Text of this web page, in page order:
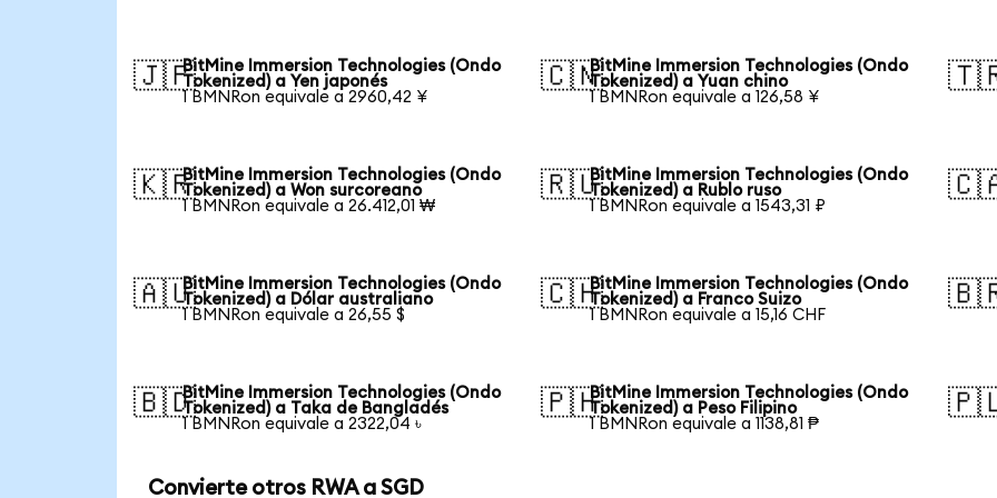
🇯🇵BitMine Immersion Technologies (Ondo
Tokenized) a Yen japonés
1 BMNRon equivale a 2960,42 ¥
🇨🇳BitMine Immersion Technologies (Ondo
Tokenized) a Yuan chino
1 BMNRon equivale a 126,58 ¥
🇰🇷BitMine Immersion Technologies (Ondo
Tokenized) a Won surcoreano
1 BMNRon equivale a 26.412,01 ₩
🇷🇺BitMine Immersion Technologies (Ondo
Tokenized) a Rublo ruso
1 BMNRon equivale a 1543,31 ₽
🇦🇺BitMine Immersion Technologies (Ondo
Tokenized) a Dólar australiano
1 BMNRon equivale a 26,55 $
🇨🇭BitMine Immersion Technologies (Ondo
Tokenized) a Franco Suizo
1 BMNRon equivale a 15,16 CHF
🇧🇩BitMine Immersion Technologies (Ondo
Tokenized) a Taka de Bangladés
1 BMNRon equivale a 2322,04 ৳
🇵🇭BitMine Immersion Technologies (Ondo
Tokenized) a Peso Filipino
1 BMNRon equivale a 1138,81 ₱
Convierte otros RWA a SGD